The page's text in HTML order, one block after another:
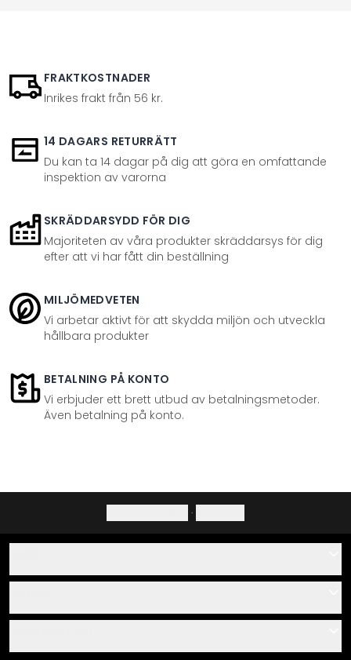
FRAKTKOSTNADER
Inrikes frakt från 56 kr.
14 DAGARS RETURRÄTT
Du kan ta 14 dagar på dig att göra en omfattande
inspektion av varorna
SKRÄDDARSYDD FÖR DIG
Majoriteten av våra produkter skräddarsys för dig
efter att vi har fått din beställning
MILJÖMEDVETEN
Vi arbetar aktivt för att skydda miljön och utveckla
hållbara produkter
BETALNING PÅ KONTO
Vi erbjuder ett brett utbud av betalningsmetoder.
Även betalning på konto.
·
Om oss
Materialöversikt